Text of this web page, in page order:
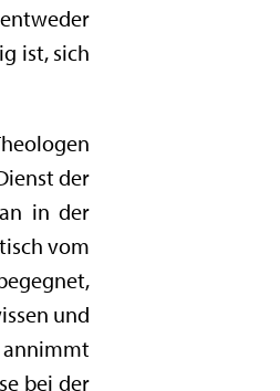
ist, sich
der
in der
vom
und
bei der